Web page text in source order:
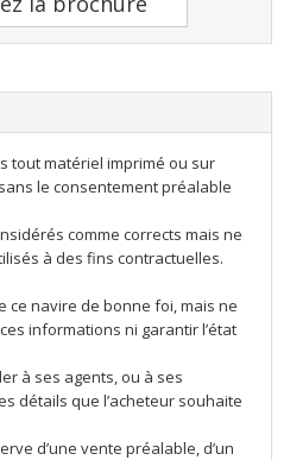
tout matériel imprimé ou sur
le consentement préalable
comme corrects mais ne
à des fins contractuelles.
ce navire de bonne foi, mais ne
informations ni garantir l’état
à ses agents, ou à ses
détails que l’acheteur souhaite
d’une vente préalable, d’un